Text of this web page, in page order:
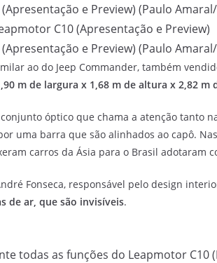
e Preview) (Paulo
e Preview) (Paulo
ao do Jeep Commander, também
m de largura x 1,68 m de altura x 2,82 m
óptico que chama a atenção tanto
uma barra que são alinhados ao capô.
carros da Ásia para o Brasil adotaram
Fonseca, responsável pelo design
de ar, que são invisíveis.
todas as funções do Leapmotor C10